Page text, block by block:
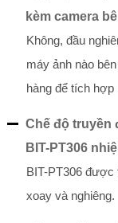
kèm camera
Không, đầu
máy ảnh nào
hàng để tích hợp
Chế độ truyền
BIT-PT306
BIT-PT306 được
xoay và nghiêng.